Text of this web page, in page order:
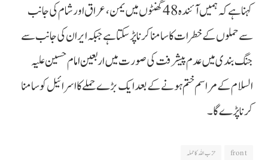
کہنا ہے کہ ہمیں آئندہ 48 گھنٹوں میں یمن، عراق اور شام کی جانب
سے حملوں کے خطرات کا سامنا کرنا پڑسکتا ہے جبکہ ایران کی جانب سے
جنگ بندی میں عدم پیشرفت کی صورت میں اربعین امام حسین علیہ
السلام کے مراسم ختم ہونے کے بعد ایک بڑے حملے کا اسرائیل کو سامنا
کرنا پڑے گا۔
front حزب اللہ کا حملہ